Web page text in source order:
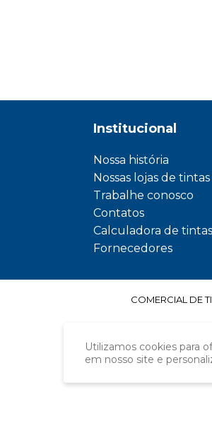
Utilizamos cookies para
em nosso site e
Institucional
Nossa história
Nossas lojas de tintas
Trabalhe conosco
Contatos
Calculadora de tintas
Fornecedores
COMERCIAL DE